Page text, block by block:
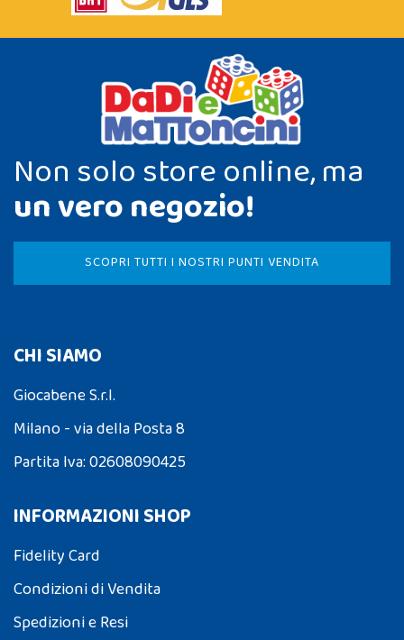
Non solo store online, ma
un vero negozio!
SCOPRI TUTTI I NOSTRI PUNTI VENDITA
CHI SIAMO
Giocabene S.r.l.
Milano - via della Posta 8
Partita Iva: 02608090425
INFORMAZIONI SHOP
Fidelity Card
Condizioni di Vendita
Spedizioni e Resi